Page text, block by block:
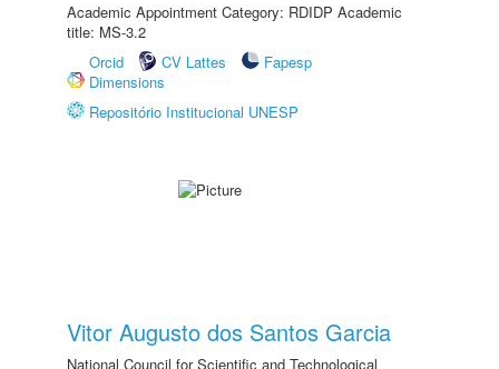
Academic Appointment Category: RDIDP Academic
title: MS-3.2
Orcid
CV Lattes
Fapesp
Dimensions
Repositório Institucional UNESP
Vitor Augusto dos Santos Garcia
National Council for Scientific and Technological